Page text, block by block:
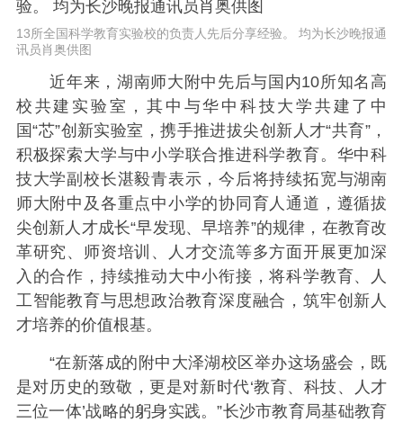
13所全国科学教育实验校的负责人先后分享经验。 均为长沙晚报通
讯员肖奥供图
近年来，湖南师大附中先后与国内10所知名高
校共建实验室，其中与华中科技大学共建了中
国“芯”创新实验室，携手推进拔尖创新人才“共育”，
积极探索大学与中小学联合推进科学教育。华中科
技大学副校长湛毅青表示，今后将持续拓宽与湖南
师大附中及各重点中小学的协同育人通道，遵循拔
尖创新人才成长“早发现、早培养”的规律，在教育改
革研究、师资培训、人才交流等多方面开展更加深
入的合作，持续推动大中小衔接，将科学教育、人
工智能教育与思想政治教育深度融合，筑牢创新人
才培养的价值根基。
“在新落成的附中大泽湖校区举办这场盛会，既
是对历史的致敬，更是对新时代‘教育、科技、人才
三位一体’战略的躬身实践。”长沙市教育局基础教育